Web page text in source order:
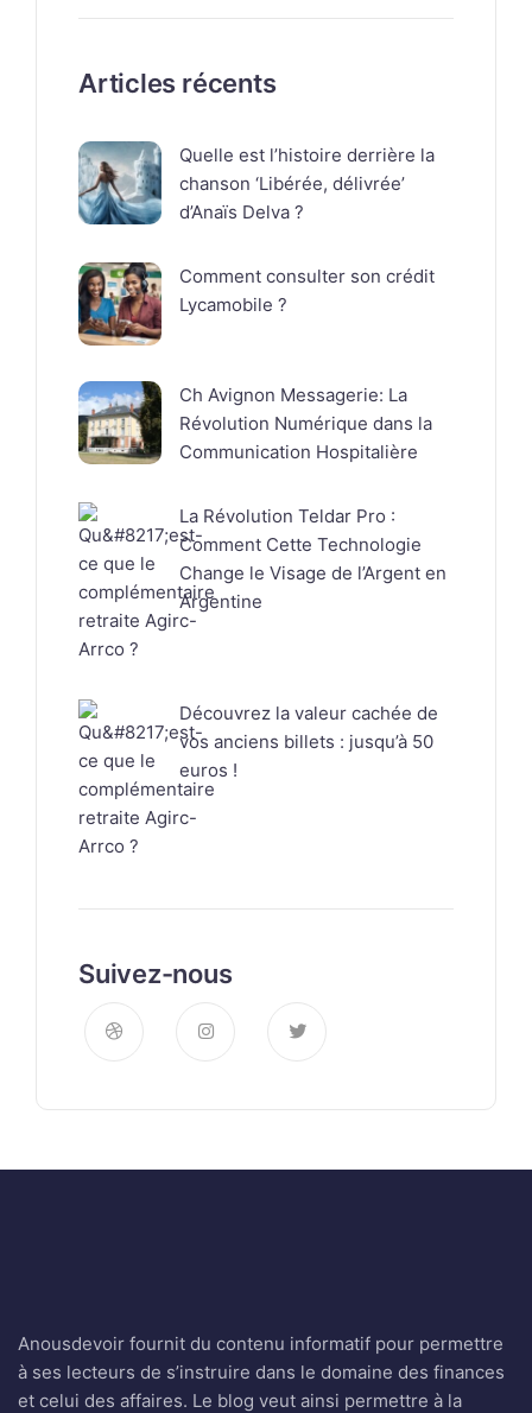
Articles récents
Quelle est l’histoire derrière la
chanson ‘Libérée, délivrée’
d’Anaïs Delva ?
Comment consulter son crédit
Lycamobile ?
Ch Avignon Messagerie: La
Révolution Numérique dans la
Communication Hospitalière
La Révolution Teldar Pro :
Comment Cette Technologie
Change le Visage de l’Argent en
Argentine
Découvrez la valeur cachée de
vos anciens billets : jusqu’à 50
euros !
Suivez-nous
Anousdevoir fournit du contenu informatif pour permettre
à ses lecteurs de s’instruire dans le domaine des finances
et celui des affaires. Le blog veut ainsi permettre à la